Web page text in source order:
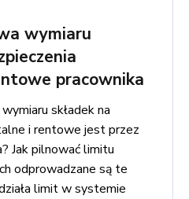
wymiaru
pracownika
składek na
i rentowe jest przez
Jak pilnować limitu
odprowadzane są te
limit w systemie